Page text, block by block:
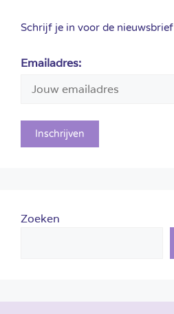
Schrijf je in voor de nieuwsbrief
Emailadres:
Zoeken